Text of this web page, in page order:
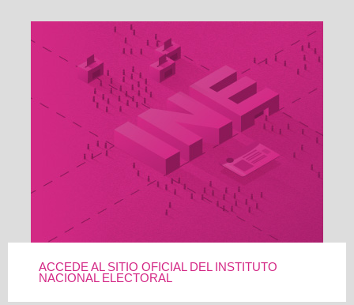
ACCEDE AL SITIO OFICIAL DEL INSTITUTO
NACIONAL ELECTORAL